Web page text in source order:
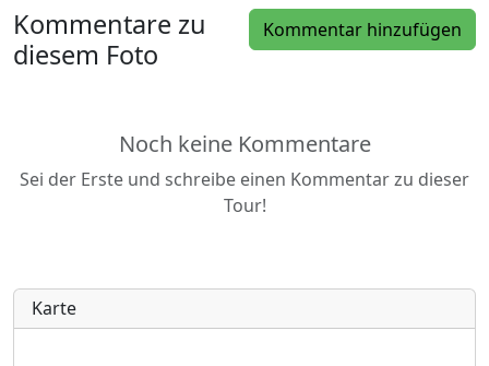
Kommentar hinzufügen
Kommentare zu
diesem Foto
Noch keine Kommentare
Sei der Erste und schreibe einen Kommentar zu dieser
Tour!
Karte